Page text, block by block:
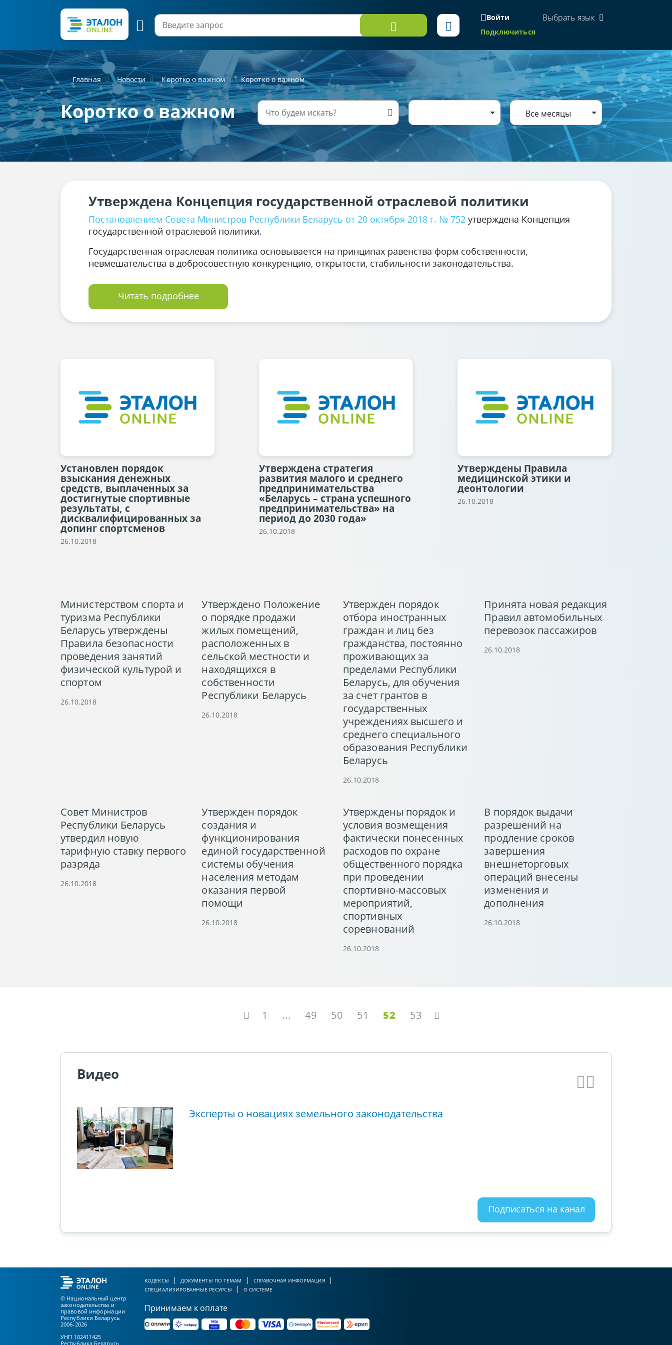
Войти
Подключиться
Выбрать язык
Главная Новости Коротко о важном Коротко о важном
Коротко о важном Все месяцы
Утверждена Концепция государственной отраслевой политики
Постановлением Совета Министров Республики Беларусь от 20 октября 2018 г. № 752 утверждена Концепция
государственной отраслевой политики.
Государственная отраслевая политика основывается на принципах равенства форм собственности,
невмешательства в добросовестную конкуренцию, открытости, стабильности законодательства.
Читать подробнее
Установлен порядок
взыскания денежных
средств, выплаченных за
достигнутые спортивные
результаты, с
дисквалифицированных за
допинг спортсменов
26.10.2018
Утверждена стратегия
развития малого и среднего
предпринимательства
«Беларусь – страна успешного
предпринимательства» на
период до 2030 года»
26.10.2018
Утверждены Правила
медицинской этики и
деонтологии
26.10.2018
Министерством спорта и
туризма Республики
Беларусь утверждены
Правила безопасности
проведения занятий
физической культурой и
спортом
26.10.2018
Утверждено Положение
о порядке продажи
жилых помещений,
расположенных в
сельской местности и
находящихся в
собственности
Республики Беларусь
26.10.2018
Утвержден порядок
отбора иностранных
граждан и лиц без
гражданства, постоянно
проживающих за
пределами Республики
Беларусь, для обучения
за счет грантов в
государственных
учреждениях высшего и
среднего специального
образования Республики
Беларусь
26.10.2018
Принята новая редакция
Правил автомобильных
перевозок пассажиров
26.10.2018
Совет Министров
Республики Беларусь
утвердил новую
тарифную ставку первого
разряда
26.10.2018
Утвержден порядок
создания и
функционирования
единой государственной
системы обучения
населения методам
оказания первой
помощи
26.10.2018
Утверждены порядок и
условия возмещения
фактически понесенных
расходов по охране
общественного порядка
при проведении
спортивно-массовых
мероприятий,
спортивных
соревнований
26.10.2018
В порядок выдачи
разрешений на
продление сроков
завершения
внешнеторговых
операций внесены
изменения и
дополнения
26.10.2018
1 ... 49 50 51 52 53
Видео
Эксперты о новациях земельного законодательства
Подписаться на канал
© Национальный центр
законодательства и
правовой информации
Республики Беларусь
2006-2026
УНП 102411425
Республика Беларусь,
КОДЕКСЫ ДОКУМЕНТЫ ПО ТЕМАМ
СПРАВОЧНАЯ ИНФОРМАЦИЯ
СПЕЦИАЛИЗИРОВАННЫЕ РЕСУРСЫ
О СИСТЕМЕ
Принимаем к оплате